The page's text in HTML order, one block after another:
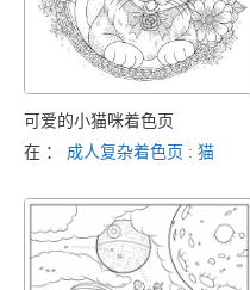
可爱的小猫咪着色页
在 ： 成人复杂着色页 : 猫